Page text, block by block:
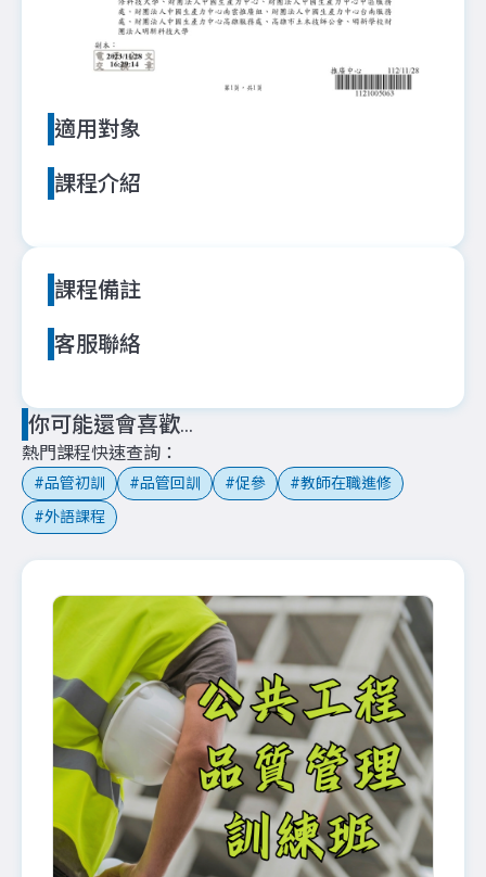
適用對象
課程介紹
課程備註
客服聯絡
你可能還會喜歡...
熱門課程快速查詢
品管初訓 品管回訓 促參
教師在職進修
外語課程